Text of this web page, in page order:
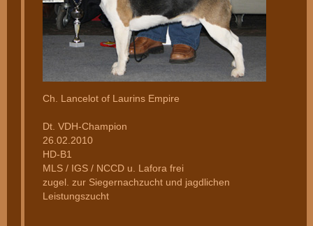
Ch. Lancelot of Laurins Empire
Dt. VDH-Champion
26.02.2010
HD-B1
MLS / IGS / NCCD u. Lafora frei
zugel. zur Siegernachzucht und jagdlichen
Leistungszucht